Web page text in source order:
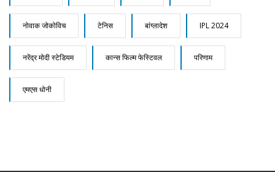
नोवाक जोकोविच टेनिस बांग्लादेश IPL 2024
नरेंद्र मोदी स्टेडियम कान्स फिल्म फेस्टिवल परिणाम
एमएस धोनी